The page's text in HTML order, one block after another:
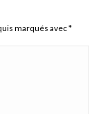
marqués avec*